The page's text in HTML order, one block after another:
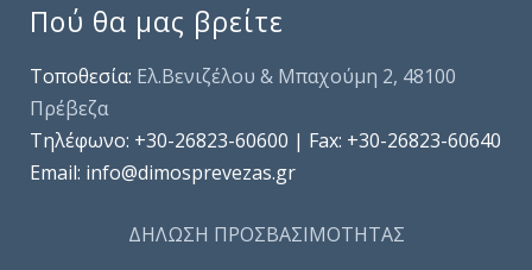
Πού θα μας βρείτε
Τοποθεσία: Ελ.Βενιζέλου & Μπαχούμη 2, 48100
Πρέβεζα
Τηλέφωνo: +30-26823-60600 | Fax: +30-26823-60640
Email: info@dimosprevezas.gr
ΔΗΛΩΣΗ ΠΡΟΣΒΑΣΙΜΟΤΗΤΑΣ